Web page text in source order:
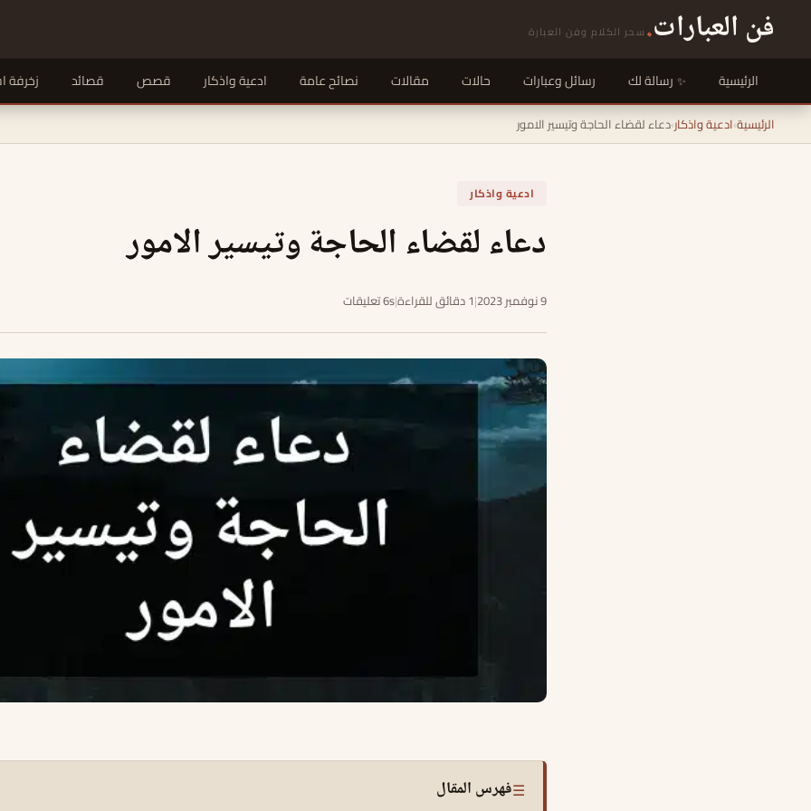
فن العبارات. سحر الكلام وفن العبارة
الرئيسية رسالة لك رسائل وعبارات حالات مقالات نصائح عامة ادعية واذكار قصص قصائد زخرفة
الرئيسية›ادعية واذكار›دعاء لقضاء الحاجة وتيسير الامور
ادعية واذكار
دعاء لقضاء الحاجة وتيسير الامور
9 نوفمبر 2023 |1 دقائق للقراءة |6s تعليقات
☰فهرس المقال